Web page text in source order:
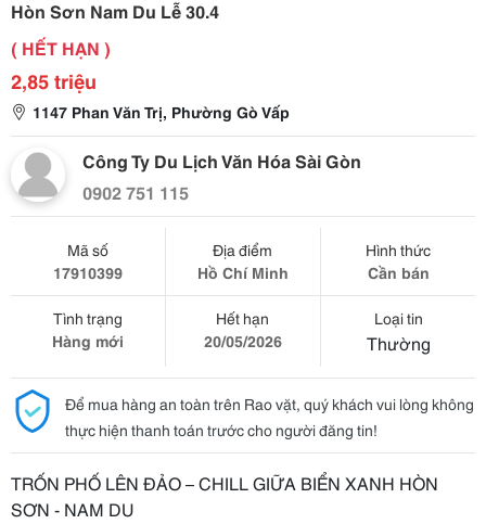
Hòn Sơn Nam Du Lễ 30.4
( HẾT HẠN )
2,85 triệu
1147 Phan Văn Trị, Phường Gò Vấp
Công Ty Du Lịch Văn Hóa Sài Gòn
0902 751 115
Mã số
17910399
Địa điểm
Hồ Chí Minh
Hình thức
Cần bán
Tình trạng
Hàng mới
Hết hạn
20/05/2026
Loại tin
Thường
Để mua hàng an toàn trên Rao vặt, quý khách vui lòng không
thực hiện thanh toán trước cho người đăng tin!
TRỐN PHỐ LÊN ĐẢO – CHILL GIỮA BIỂN XANH HÒN
SƠN - NAM DU